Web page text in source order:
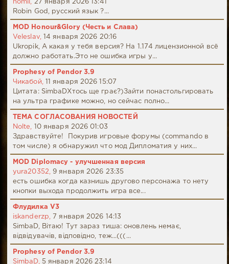
nomil,
27 января 2026 13:41
Robin God, русский язык ?...
MOD Honour&Glory (Честь и Слава)
Veleslav,
14 января 2026 20:16
Ukropik, А какая у тебя версия? На 1.174 лицензионной всё
должно работать.Это не ошибка игры у...
Prophesy of Pendor 3.9
Чикабой,
11 января 2026 15:07
Цитата: SimbaDХтось ще грає?)Зайти понастольгировать
на ультра графике можно, но сейчас полно...
ТЕМА СОГЛАСОВАНИЯ НОВОСТЕЙ
Nolte,
10 января 2026 01:03
Здравствуйте! Покурив игровые форумы (commando в
том числе) я обнаружил что мод Дипломатия у них...
MOD Diplomacy - улучшенная версия
yura20352,
9 января 2026 23:35
есть ошибка когда казнишь другово персонажа то нету
кнопки выхода продолжить игра все...
Флудилка V3
iskanderzp,
7 января 2026 14:13
SimbaD, Вітаю! Тут зараз тиша: оновлень немає,
відвідувачів, відповідно, теж...(((...
Prophesy of Pendor 3.9
SimbaD,
5 января 2026 23:14